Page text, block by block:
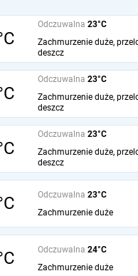
Odczuwalna 23°C
Zachmurzenie duże,
deszcz
Odczuwalna 23°C
Zachmurzenie duże,
deszcz
Odczuwalna 23°C
Zachmurzenie duże,
deszcz
Odczuwalna 23°C
Zachmurzenie duże
Odczuwalna 24°C
Zachmurzenie duże